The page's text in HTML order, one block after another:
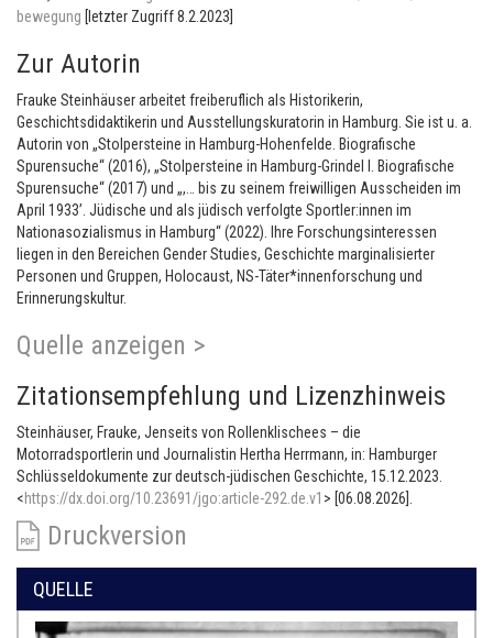
bewegung [letzter Zugriff 8.2.2023]
Zur Autorin
Frauke Steinhäuser arbeitet freiberuflich als Historikerin,
Geschichtsdidaktikerin und Ausstellungskuratorin in Hamburg. Sie ist u. a.
Autorin von „Stolpersteine in Hamburg-Hohenfelde. Biografische
Spurensuche“ (2016), „Stolpersteine in Hamburg-Grindel I. Biografische
Spurensuche“ (2017) und „,… bis zu seinem freiwilligen Ausscheiden im
April 1933’. Jüdische und als jüdisch verfolgte Sportler:innen im
Nationasozialismus in Hamburg“ (2022). Ihre Forschungsinteressen
liegen in den Bereichen Gender Studies, Geschichte marginalisierter
Personen und Gruppen, Holocaust, NS-Täter*innenforschung und
Erinnerungskultur.
Quelle anzeigen >
Zitationsempfehlung und Lizenzhinweis
Steinhäuser, Frauke, Jenseits von Rollenklischees – die
Motorradsportlerin und Journalistin Hertha Herrmann, in: Hamburger
Schlüsseldokumente zur deutsch-jüdischen Geschichte, 15.12.2023.
<https://dx.doi.org/10.23691/jgo:article-292.de.v1 > [06.08.2026].
Druckversion
QUELLE